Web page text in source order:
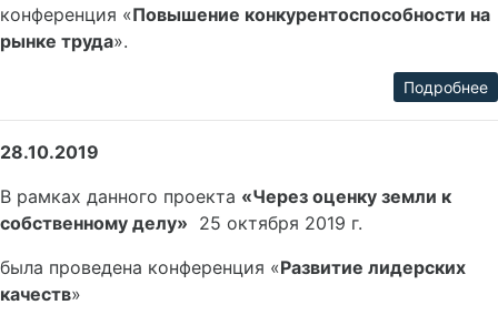
конференция «Повышение конкурентоспособности на
рынке труда».
Подробнее
28.10.2019
В рамках данного проекта «Через оценку земли к
собственному делу» 25 октября 2019 г.
была проведена конференция «Развитие лидерских
качеств»